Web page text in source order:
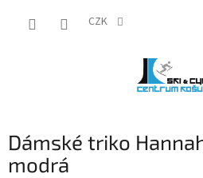
CZK
Dámské triko
modrá